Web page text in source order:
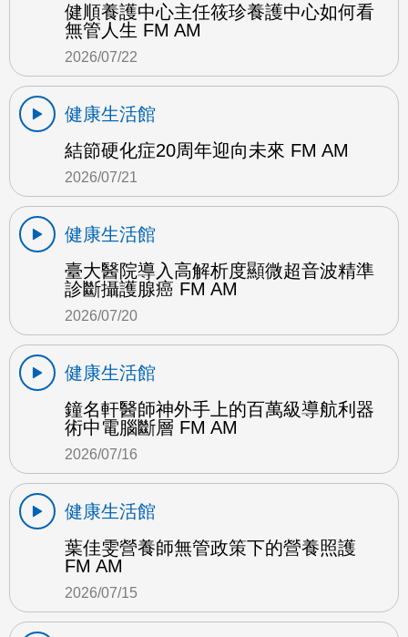
健順養護中心主任筱珍養護中心如何看
無管人生 FM AM
2026/07/22
健康生活館
結節硬化症20周年迎向未來 FM AM
2026/07/21
健康生活館
臺大醫院導入高解析度顯微超音波精準
診斷攝護腺癌 FM AM
2026/07/20
健康生活館
鐘名軒醫師神外手上的百萬級導航利器
術中電腦斷層 FM AM
2026/07/16
健康生活館
葉佳雯營養師無管政策下的營養照護
FM AM
2026/07/15